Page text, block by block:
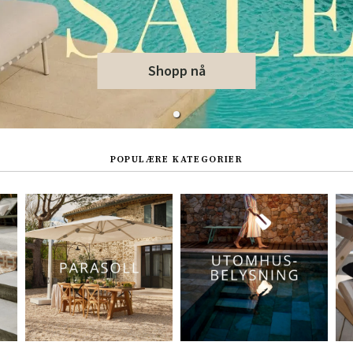
Hengestoler
Vedlikeholdsprodukter
Småoppbevaring
Shopp nå
POPULÆRE KATEGORIER